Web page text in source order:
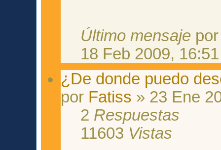
Último mensaje
18 Feb 2009, 16:51
¿De donde puedo
por Fatiss » 23 Ene
2 Respuestas
11603 Vistas